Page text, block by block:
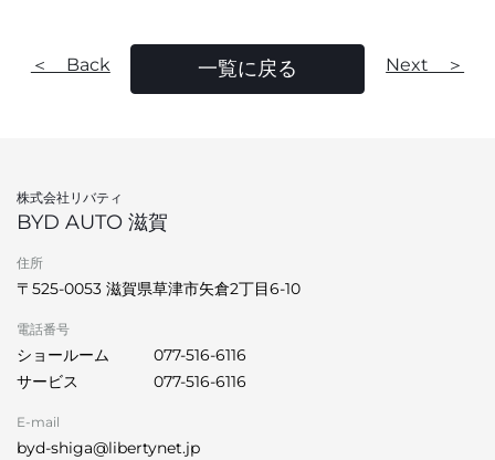
＜ Back 一覧に戻る Next ＞
株式会社リバティ
BYD AUTO 滋賀
住所
〒525-0053 滋賀県草津市矢倉2丁目6-10
電話番号
ショールーム
077-516-6116
サービス
077-516-6116
E-mail
byd-shiga@libertynet.jp